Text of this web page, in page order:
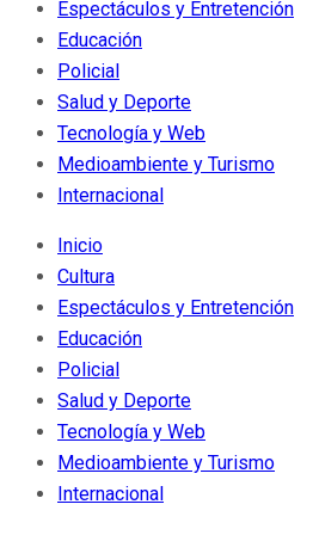
Espectáculos y Entretención
Educación
Policial
Salud y Deporte
Tecnología y Web
Medioambiente y Turismo
Internacional
Inicio
Cultura
Espectáculos y Entretención
Educación
Policial
Salud y Deporte
Tecnología y Web
Medioambiente y Turismo
Internacional